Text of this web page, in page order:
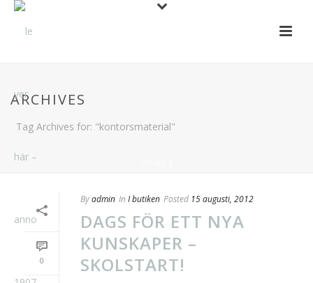
ARCHIVES
Tag Archives for: "kontorsmaterial"
0
Byadmin In I butiken Posted 15 augusti, 2012
DAGS FÖR ETT NYA
KUNSKAPER –
SKOLSTART!